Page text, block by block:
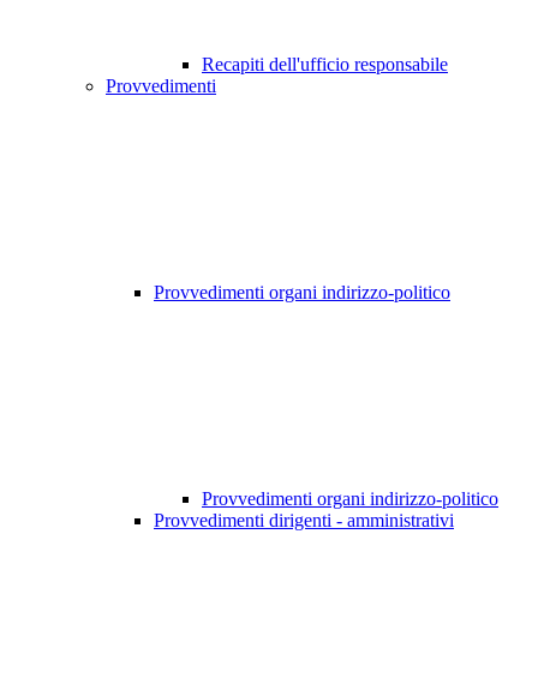
Recapiti dell'ufficio responsabile
Provvedimenti
Provvedimenti organi indirizzo-politico
Provvedimenti organi indirizzo-politico
Provvedimenti dirigenti - amministrativi